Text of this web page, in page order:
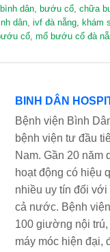
dân ,bướu cổ ,chữa
dân ,ivf đà nẵng ,khám
cổ ,mổ bướu cổ đà
BINH DÂN
Bệnh viện Bình
bệnh viện tư đầu
Nam. Gần 20 năm
hoạt động có hiệu
nhiều uy tín đối với
cả nước. Bệnh
100 giường nội trú,
máy móc hiện đại,